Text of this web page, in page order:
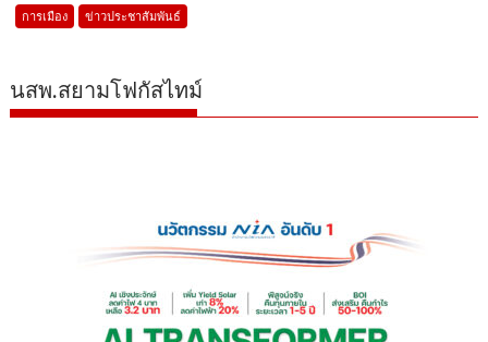
การเมือง ข่าวประชาสัมพันธ์
นสพ.สยามโฟกัสไทม์